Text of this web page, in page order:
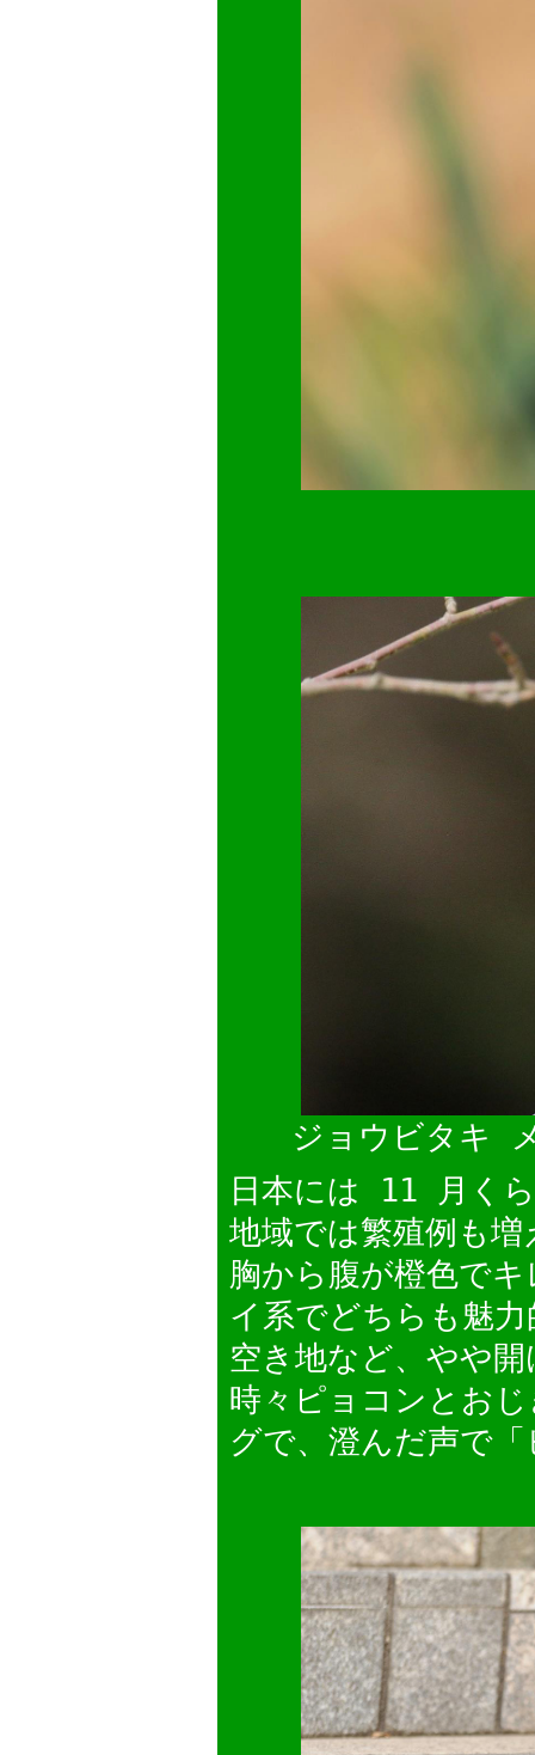
ジョウビタキ
日本には 11 月く
地域では繁殖例も
胸から腹が橙色で
イ系でどちらも魅
空き地など、やや
時々ピョコンとお
グで、澄んだ声で